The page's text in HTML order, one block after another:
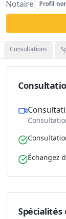
Notaire Profil
Consultations
Échangez